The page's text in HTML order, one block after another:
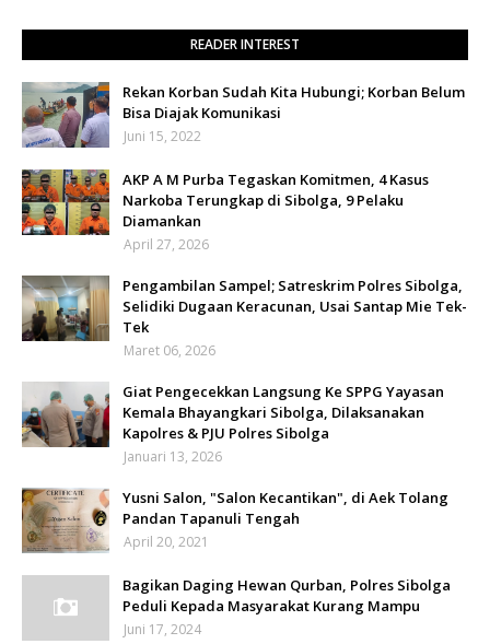
READER INTEREST
Rekan Korban Sudah Kita Hubungi; Korban Belum
Bisa Diajak Komunikasi
Juni 15, 2022
AKP A M Purba Tegaskan Komitmen, 4 Kasus
Narkoba Terungkap di Sibolga, 9 Pelaku
Diamankan
April 27, 2026
Pengambilan Sampel; Satreskrim Polres Sibolga,
Selidiki Dugaan Keracunan, Usai Santap Mie Tek-
Tek
Maret 06, 2026
Giat Pengecekkan Langsung Ke SPPG Yayasan
Kemala Bhayangkari Sibolga, Dilaksanakan
Kapolres & PJU Polres Sibolga
Januari 13, 2026
Yusni Salon, "Salon Kecantikan", di Aek Tolang
Pandan Tapanuli Tengah
April 20, 2021
Bagikan Daging Hewan Qurban, Polres Sibolga
Peduli Kepada Masyarakat Kurang Mampu
Juni 17, 2024